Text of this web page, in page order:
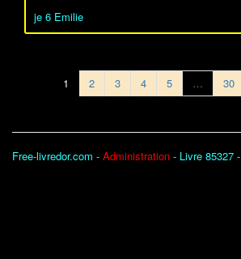
je 6 Emilie
1 2 3 4 5 … 30
Free-livredor.com - Administration - Livre 85327 -